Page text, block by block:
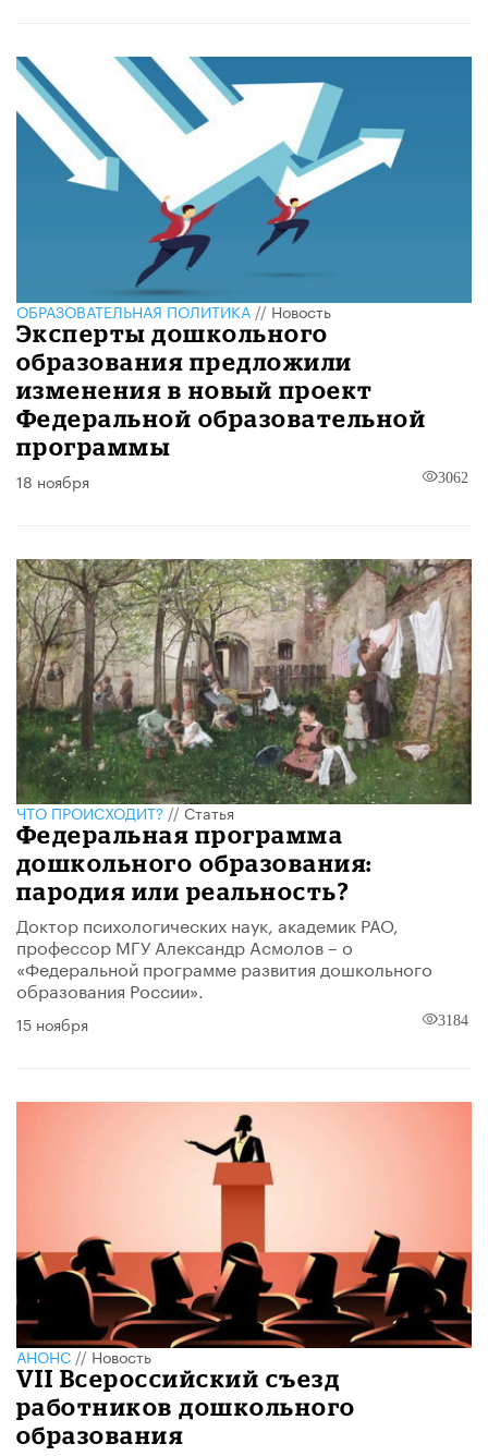
ОБРАЗОВАТЕЛЬНАЯ ПОЛИТИКА//Новость
Эксперты дошкольного
образования предложили
изменения в новый проект
Федеральной образовательной
программы
18 ноября 3062
ЧТО ПРОИСХОДИТ?//Статья
Федеральная программа
дошкольного образования:
пародия или реальность?
Доктор психологических наук, академик РАО,
профессор МГУ Александр Асмолов – о ​
«Федеральной программе развития дошкольного
образования России».
15 ноября 3184
АНОНС//Новость
VII Всероссийский съезд
работников дошкольного
образования